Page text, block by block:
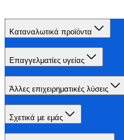
Καταναλωτικά προϊόντα
Επαγγελματίες υγείας
Άλλες επιχειρηματικές λύσεις
Σχετικά με εμάς